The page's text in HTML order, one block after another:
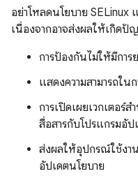
อย่าโหลดนโยบาย
เนื่องจากอาจส่งผลให้เกิดปั
การป้องกันไม่ให้มีกา
แสดงความสามารถใน
การเปิดเผยเวกเตอร์
สื่อสารกับโปรแกรมอัป
ส่งผลให้อุปกรณ์ใช้งา
อัปเดตนโยบาย